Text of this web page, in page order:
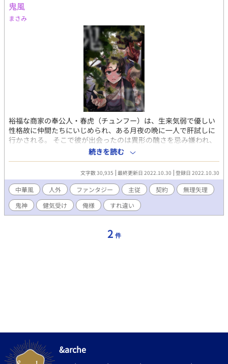
鬼風
まさみ
裕福な商家の奉公人・春虎（チュンフー）は、生来気弱で優しい
性格故に仲間たちにいじめられ、ある月夜の晩に一人で肝試しに
行かされる。 そこで彼が出会ったのは異形の醜さを忌み嫌われ、
廟に封じられていた不可思議な鬼神だった。 春虎と彼によって鬼
風（クイフェイ）と名付けられた鬼神は主従の契約を交わし、新
しい日々が始まるのだが……。 絶対に素顔を見せないミステリア
スな鬼神と健気な奉公人の主従BL。 （中華ファンタジー／人外／
鬼神×奉公人／不細工攻め×健気受け） イラスト：ごまだれはま
ち（@gomadarehamachi）様
続きを読む
文字数 30,935 最終更新日 2022.10.30 登録日 2022.10.30
中華風 人外 ファンタジー 主従 契約
無理矢理
鬼神
健気受け 俺様 すれ違い
2 件
&arche